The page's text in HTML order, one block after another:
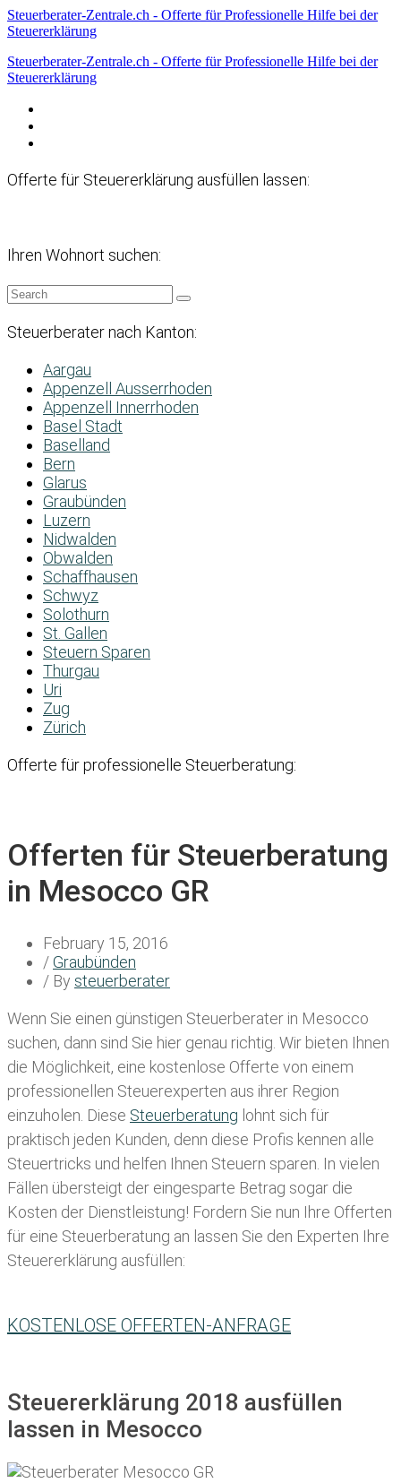
Steuerberater-Zentrale.ch - Offerte für Professionelle Hilfe bei der
Steuererklärung
Steuerberater-Zentrale.ch - Offerte für Professionelle Hilfe bei der
Steuererklärung
Offerte für Steuererklärung ausfüllen lassen:
Ihren Wohnort suchen:
Steuerberater nach Kanton:
Aargau
Appenzell Ausserrhoden
Appenzell Innerrhoden
Basel Stadt
Baselland
Bern
Glarus
Graubünden
Luzern
Nidwalden
Obwalden
Schaffhausen
Schwyz
Solothurn
St. Gallen
Steuern Sparen
Thurgau
Uri
Zug
Zürich
Offerte für professionelle Steuerberatung:
Offerten für Steuerberatung
in Mesocco GR
February 15, 2016
/Graubünden
/ By steuerberater
Wenn Sie einen günstigen Steuerberater in Mesocco
suchen, dann sind Sie hier genau richtig. Wir bieten Ihnen
die Möglichkeit, eine kostenlose Offerte von einem
professionellen Steuerexperten aus ihrer Region
einzuholen. Diese Steuerberatung lohnt sich für
praktisch jeden Kunden, denn diese Profis kennen alle
Steuertricks und helfen Ihnen Steuern sparen. In vielen
Fällen übersteigt der eingesparte Betrag sogar die
Kosten der Dienstleistung! Fordern Sie nun Ihre Offerten
für eine Steuerberatung an lassen Sie den Experten Ihre
Steuererklärung ausfüllen:
KOSTENLOSE OFFERTEN-ANFRAGE
Steuererklärung 2018 ausfüllen
lassen in Mesocco